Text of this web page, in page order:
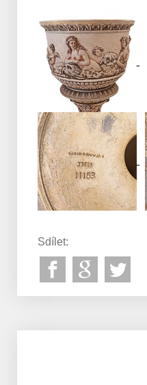
Sdílet: